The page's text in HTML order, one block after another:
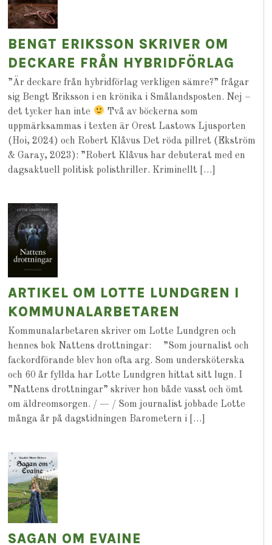
BENGT ERIKSSON SKRIVER OM
DECKARE FRÅN HYBRIDFÖRLAG
”Är deckare från hybridförlag verkligen sämre?” frågar
sig Bengt Eriksson i en krönika i Smålandsposten. Nej –
det tycker han inte
Två av böckerna som
uppmärksammas i texten är Orest Lastows Ljusporten
(Hoi, 2024) och Robert Klåvus Det röda pillret (Ekström
& Garay, 2023): ”Robert Klåvus har debuterat med en
dagsaktuell politisk polisthriller. Kriminellt […]
ARTIKEL OM LOTTE LUNDGREN I
KOMMUNALARBETAREN
Kommunalarbetaren skriver om Lotte Lundgren och
hennes bok Nattens drottningar: ”Som journalist och
fackordförande blev hon ofta arg. Som undersköterska
och 60 år fyllda har Lotte Lundgren hittat sitt lugn. I
”Nattens drottningar” skriver hon både vasst och ömt
om äldreomsorgen. / — / Som journalist jobbade Lotte
många år på dagstidningen Barometern i […]
SAGAN OM EVAINE